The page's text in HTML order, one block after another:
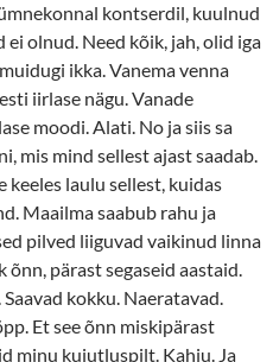
kontserdil, kuulnud
olnud. Need kõik, jah, olid iga
ikka. Vanema venna
iirlase nägu. Vanade
moodi. Alati. No ja siis sa
mis mind sellest ajast saadab.
laulu sellest, kuidas
Maailma saabub rahu ja
pilved liiguvad vaikinud linna
õnn, pärast segaseid aastaid.
kokku. Naeratavad.
Et see õnn miskipärast
minu kujutluspilt. Kahju. Ja